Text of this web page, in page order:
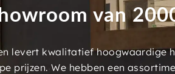
van
levert kwalitatief hoogwaardige
prijzen. We hebben een